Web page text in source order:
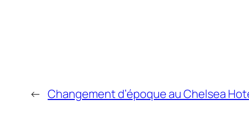
← Changement d’époque au Chelsea